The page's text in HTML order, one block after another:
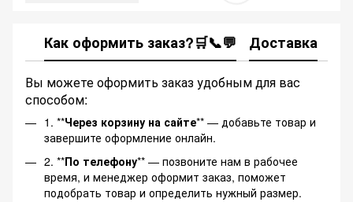
Как оформить заказ?🛒📞💬 Доставка
Вы можете оформить заказ удобным для вас
способом:
1. **Через корзину на сайте** — добавьте товар и
завершите оформление онлайн.
2. **По телефону** — позвоните нам в рабочее
время, и менеджер оформит заказ, поможет
подобрать товар и определить нужный размер.